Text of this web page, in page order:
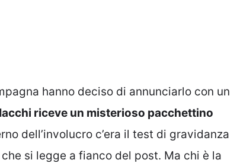
hanno deciso di annunciarlo con un
riceve un misterioso pacchettino
dell’involucro c’era il test di gravidanza
si legge a fianco del post. Ma chi è la